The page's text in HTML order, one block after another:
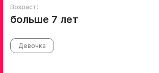
Возраст:
больше 7 лет
Девочка